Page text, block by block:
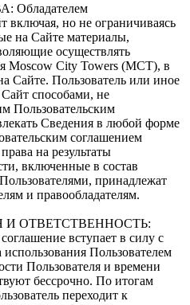
включая, но не ограничиваясь
на Сайте материалы,
осуществлять
Moscow City Towers (МСТ), в
Сайте. Пользователь или иное
способами, не
Пользовательским
Сведения в любой форме
соглашением
на результаты
включенные в состав
принадлежат
и правообладателям.
ОТВЕТСТВЕННОСТЬ:
вступает в силу с
Пользователем
Пользователя и времени
бессрочно. По итогам
переходит к